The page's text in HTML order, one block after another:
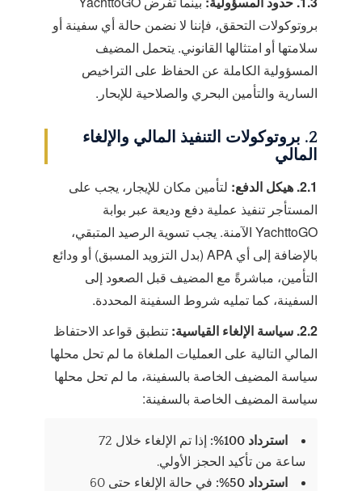
بروتوكولات التحقق، فإننا لا نضمن حالة أي سفينة أو
سلامتها أو امتثالها القانوني. يتحمل المضيف
المسؤولية الكاملة عن الحفاظ على التراخيص
السارية والتأمين البحري والصلاحية للإبحار.
2. بروتوكولات التنفيذ المالي والإلغاء
المالي
2.1. هيكل الدفع:
لتأمين مكان للإيجار، يجب على
المستأجر تنفيذ عملية دفع وديعة عبر بوابة
YachttoGO الآمنة. يجب تسوية الرصيد المتبقي،
بالإضافة إلى أي APA (بدل التزويد المسبق) أو ودائع
التأمين، مباشرةً مع المضيف قبل الصعود إلى
السفينة، كما تمليه شروط السفينة المحددة.
2.2. سياسة الإلغاء القياسية:
تنطبق قواعد الاحتفاظ
المالي التالية على العمليات الملغاة ما لم تحل محلها
سياسة المضيف الخاصة بالسفينة، ما لم تحل محلها
سياسة المضيف الخاصة بالسفينة:
استرداد 100%:
إذا تم الإلغاء خلال 72
ساعة من تأكيد الحجز الأولي.
استرداد 50%:
في حالة الإلغاء حتى 60